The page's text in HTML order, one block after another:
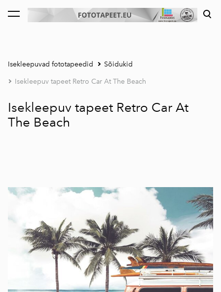
lisati ostukorvi. Vaata ostukorvi
Isekleepuvad fototapeedid Sõidukid
Isekleepuv tapeet Retro Car At The Beach
Isekleepuv tapeet Retro Car At
The Beach